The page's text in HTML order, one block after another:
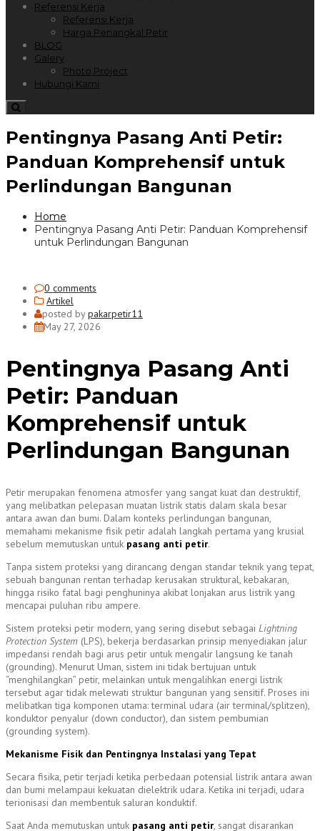
Referensi Kerja
Referensi Kerja
Harga Penangkal Petir
BLOG
Galery
Photo Project
Hubungi Kami
Pentingnya Pasang Anti Petir:
Panduan Komprehensif untuk
Perlindungan Bangunan
Home
Pentingnya Pasang Anti Petir: Panduan Komprehensif
untuk Perlindungan Bangunan
0 comments
Artikel
posted bypakarpetir11
May 27, 2026
Pentingnya Pasang Anti
Petir: Panduan
Komprehensif untuk
Perlindungan Bangunan
Petir merupakan fenomena atmosfer yang sangat kuat dan destruktif,
yang melibatkan pelepasan muatan listrik statis dalam skala besar
antara awan dan bumi. Dalam konteks perlindungan bangunan,
memahami mekanisme fisik petir adalah langkah pertama yang krusial
sebelum memutuskan untuk pasang anti petir.
Tanpa sistem proteksi yang dirancang dengan standar teknik yang tepat,
sebuah bangunan rentan terhadap kerusakan struktural, kebakaran,
hingga risiko fatal bagi penghuninya akibat lonjakan arus listrik yang
mencapai puluhan ribu ampere.
Sistem proteksi petir modern, yang sering disebut sebagai Lightning
Protection System (LPS), bekerja berdasarkan prinsip menyediakan jalur
impedansi rendah bagi arus petir untuk mengalir langsung ke tanah
(grounding). Menurut Uman, sistem ini tidak bertujuan untuk
“menghilangkan” petir, melainkan untuk mengalihkan energi listrik
tersebut agar tidak melewati struktur bangunan yang sensitif. Proses ini
melibatkan tiga komponen utama: terminal udara (air terminal/splitzen),
konduktor penyalur (down conductor), dan sistem pembumian
(grounding system).
Mekanisme Fisik dan Pentingnya Instalasi yang Tepat
Secara fisika, petir terjadi ketika perbedaan potensial listrik antara awan
dan bumi melampaui kekuatan dielektrik udara. Ketika ini terjadi, udara
terionisasi dan membentuk saluran konduktif.
Saat Anda memutuskan untuk pasang anti petir, sangat disarankan